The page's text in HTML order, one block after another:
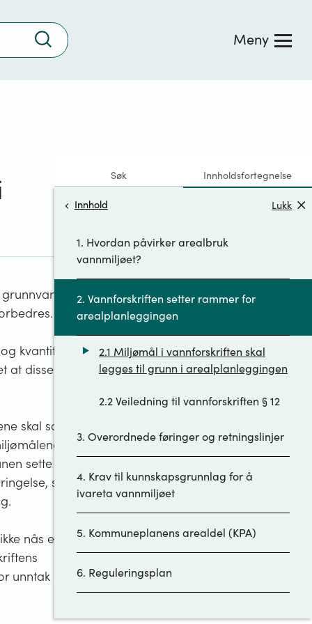
Trykk
søke
Meny
Søk Innholdsfortegnelse
Innhold Lukk
1. Hvordan påvirker arealbruk
vannmiljøet?
2. Vannforskriften setter rammer for
arealplanleggingen
2.1 Miljømål i vannforskriften skal
legges til grunn i arealplanleggingen
2.2 Veiledning til vannforskriften § 12
3. Overordnede føringer og retningslinjer
4. Krav til kunnskapsgrunnlag for å
ivareta vannmiljøet
5. Kommuneplanens arealdel (KPA)
6. Reguleringsplan
kvantitativ
disse skal
skal som
i
sette
samt
nås eller
unntak ikke